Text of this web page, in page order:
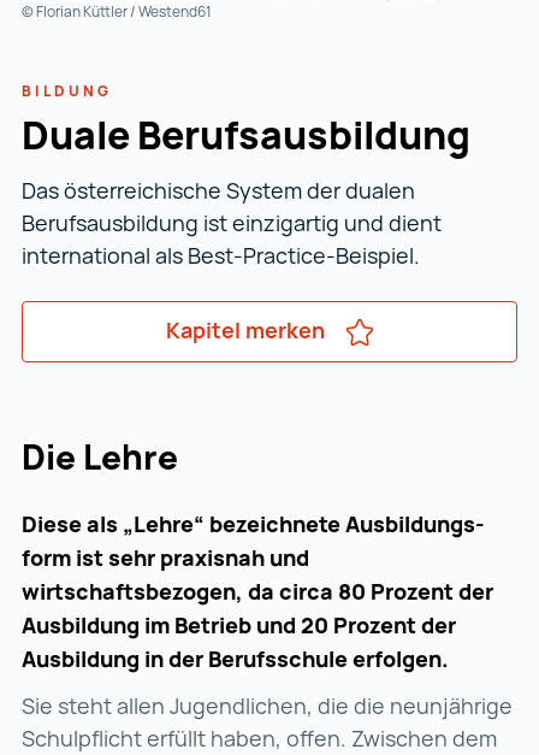
© Florian Küttler / Westend61
BILDUNG
Duale Berufs­ausbildung
Das österreichische System der dualen
Berufsausbildung ist einzigartig und dient
international als Best-Practice-Beispiel.
Kapitel merken
Die Lehre
Diese als „Lehre“ bezeichnete Ausbildungs­
form ist sehr praxisnah und
wirtschaftsbezogen, da circa 80 Prozent der
Ausbildung im Betrieb und 20 Prozent der
Ausbildung in der Berufsschule erfolgen.
Sie steht allen Jugendlichen, die die neunjährige
Schulpflicht erfüllt haben, offen. Zwischen dem